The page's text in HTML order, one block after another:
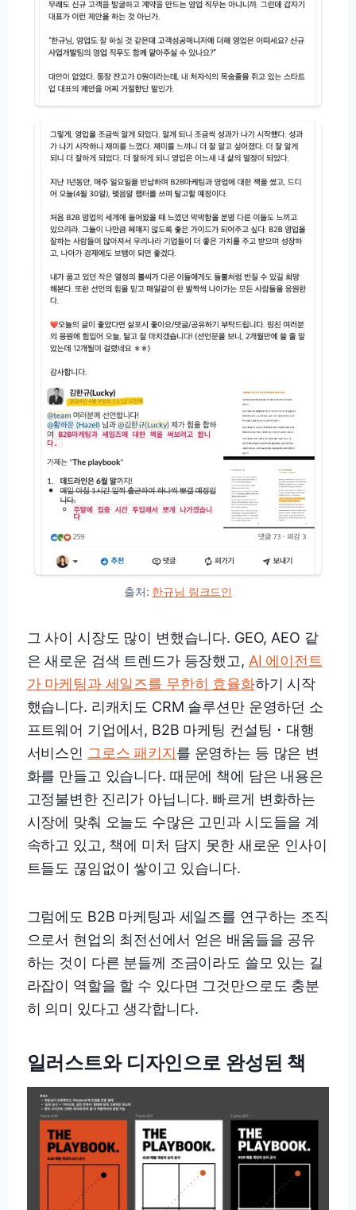
출처: 한규님 링크드인
그 사이 시장도 많이 변했습니다. GEO, AEO 같
은 새로운 검색 트렌드가 등장했고, AI 에이전트
가 마케팅과 세일즈를 무한히 효율화하기 시작
했습니다. 리캐치도 CRM 솔루션만 운영하던 소
프트웨어 기업에서, B2B 마케팅 컨설팅・대행
서비스인 그로스 패키지를 운영하는 등 많은 변
화를 만들고 있습니다. 때문에 책에 담은 내용은
고정불변한 진리가 아닙니다. 빠르게 변화하는
시장에 맞춰 오늘도 수많은 고민과 시도들을 계
속하고 있고, 책에 미처 담지 못한 새로운 인사이
트들도 끊임없이 쌓이고 있습니다.
그럼에도 B2B 마케팅과 세일즈를 연구하는 조직
으로서 현업의 최전선에서 얻은 배움들을 공유
하는 것이 다른 분들께 조금이라도 쓸모 있는 길
라잡이 역할을 할 수 있다면 그것만으로도 충분
히 의미 있다고 생각합니다.
일러스트와 디자인으로 완성된 책